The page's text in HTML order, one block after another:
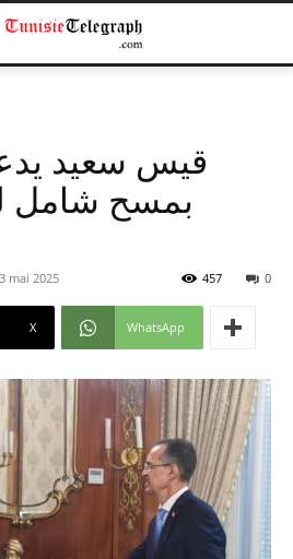
قيس سعيد
بمسح شامل
mai 2025 0
457
X WhatsApp